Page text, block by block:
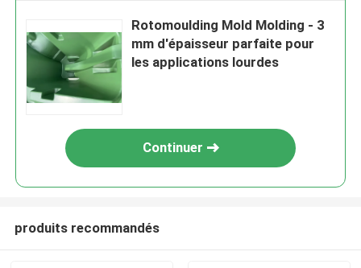
Rotomoulding Mold Molding - 3
mm d'épaisseur parfaite pour
les applications lourdes
Continuer
produits recommandés